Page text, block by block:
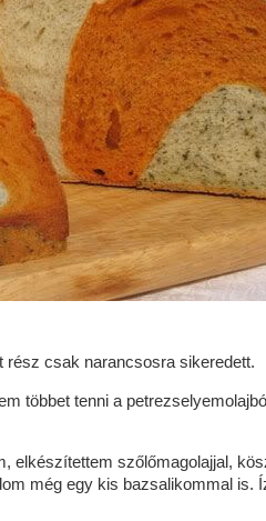
rész csak narancsosra sikeredett.
többet tenni a
elkészítettem szőlőmagolajjal,
még egy kis bazsalikommal is.